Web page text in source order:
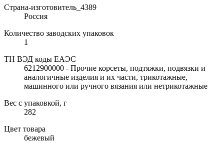
Страна-изготовитель_4389
Россия
Количество заводских упаковок
1
ТН ВЭД коды ЕАЭС
6212900000 - Прочие корсеты, подтяжки, подвязки и
аналогичные изделия и их части, трикотажные,
машинного или ручного вязания или нетрикотажные
Вес с упаковкой, г
282
Цвет товара
бежевый